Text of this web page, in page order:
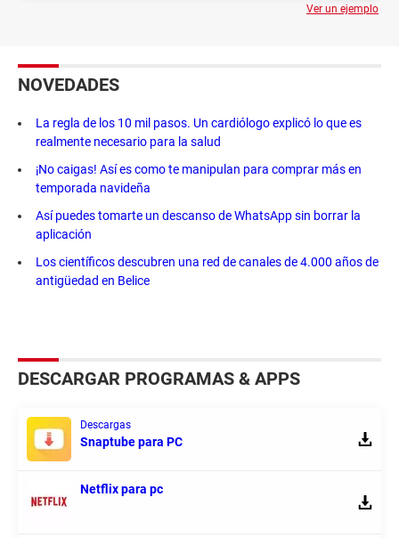
Ver un ejemplo
NOVEDADES
La regla de los 10 mil pasos. Un cardiólogo explicó lo que es
realmente necesario para la salud
¡No caigas! Así es como te manipulan para comprar más en
temporada navideña
Así puedes tomarte un descanso de WhatsApp sin borrar la
aplicación
Los científicos descubren una red de canales de 4.000 años de
antigüedad en Belice
DESCARGAR PROGRAMAS & APPS
Descargas
Snaptube para PC
Netflix para pc